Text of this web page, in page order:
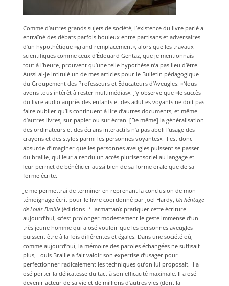
Comme d’autres grands sujets de société, l’existence du livre parlé a
entraîné des débats parfois houleux entre partisans et adversaires
d’un hypothétique «grand remplacement», alors que les travaux
scientifiques comme ceux d’Édouard Gentaz, que je mentionnais
tout à l’heure, prouvent qu’une telle hypothèse n’a pas lieu d’être.
Aussi ai-je intitulé un de mes articles pour le Bulletin pédagogique
du Groupement des Professeurs et Éducateurs d’Aveugles: «Nous
avons tous intérêt à rester multimédias». J’y observe que «le succès
du livre audio auprès des enfants et des adultes voyants ne doit pas
faire oublier qu’ils continuent à lire d’autres documents, et même
d’autres livres, sur papier ou sur écran. [De même] la généralisation
des ordinateurs et des écrans interactifs n’a pas aboli l’usage des
crayons et des stylos parmi les personnes voyantes». Il est donc
absurde d’imaginer que les personnes aveugles puissent se passer
du braille, qui leur a rendu un accès plurisensoriel au langage et
leur permet de bénéficier aussi bien de sa forme orale que de sa
forme écrite.
Je me permettrai de terminer en reprenant la conclusion de mon
témoignage écrit pour le livre coordonné par Joël Hardy, Un héritage
de Louis Braille(éditions L’Harmattan): pratiquer cette écriture
aujourd’hui, «c’est prolonger modestement le geste immense d’un
très jeune homme qui a osé vouloir que les personnes aveugles
puissent être à la fois différentes et égales. Dans une société où,
comme aujourd’hui, la mémoire des paroles échangées ne suffisait
plus, Louis Braille a fait valoir son expertise d’usager pour
perfectionner radicalement les techniques qu’on lui proposait. Il a
osé porter la délicatesse du tact à son efficacité maximale. Il a osé
devenir acteur de sa vie et de millions d’autres vies (dont la